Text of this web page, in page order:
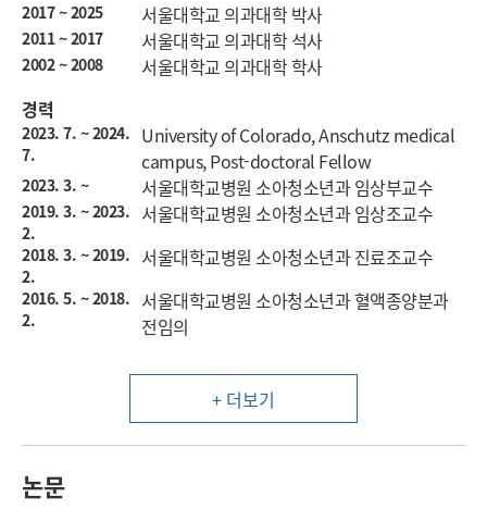
2017 ~ 2025 서울대학교 의과대학 박사
2011 ~ 2017 서울대학교 의과대학 석사
2002 ~ 2008
서울대학교 의과대학 학사
경력
2023. 7. ~ 2024.
7.
University of Colorado, Anschutz medical
campus, Post-doctoral Fellow
2023. 3. ~ 서울대학교병원 소아청소년과 임상부교수
2019. 3. ~ 2023.
2.
서울대학교병원 소아청소년과 임상조교수
2018. 3. ~ 2019.
2.
서울대학교병원 소아청소년과 진료조교수
2016. 5. ~ 2018.
2.
서울대학교병원 소아청소년과 혈액종양분과
전임의
+ 더보기
논문